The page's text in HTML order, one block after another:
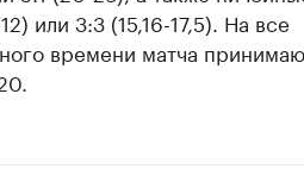
или 3:3 (15,16-17,5). На все
времени матча